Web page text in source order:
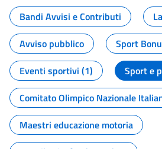
Bandi Avvisi e Contributi
Avviso pubblico
Sport
Eventi sportivi (1)
Sport e
Comitato Olimpico Nazionale
Maestri educazione motoria